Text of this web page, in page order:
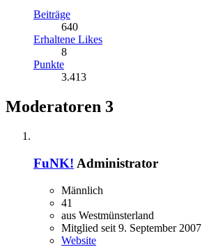
Beiträge
640
Erhaltene Likes
8
Punkte
3.413
Moderatoren 3
FuNK! Administrator
Männlich
41
aus Westmünsterland
Mitglied seit 9. September 2007
Website